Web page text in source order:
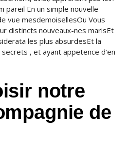
pareil En un simple nouvelle
vue mesdemoisellesOu Vous
distincts nouveaux-nes marisEt
les plus absurdesEt la
, et ayant appetence d’en
notre
de